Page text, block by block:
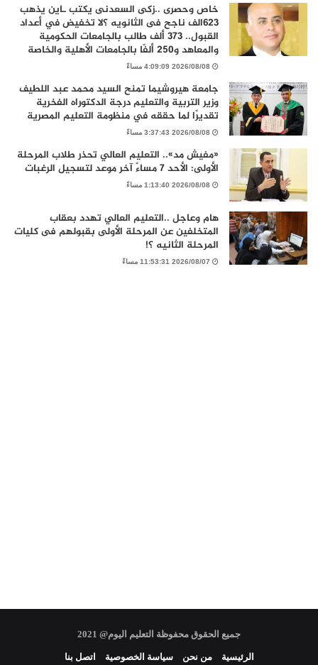
خاص وحصرى ..زكى السعدنى يكتب ـاين يذهب
٦٢٣الف ناجح فى الثانويه ؟لا تخفيض في أعداد
القبول.. 373 ألف طالب بالجامعات الحكومية
والمعاهد و250 ألفًا بالجامعات الأهلية والخاصة
2026/08/08 4:09:09 مساءً
جامعة هيروشيما تمنح السيد محمد عبد اللطيف
وزير التربية والتعليم درجة الدكتوراه الفخرية
تقديرًا لما حققه في منظومة التعليم المصرية
2026/08/08 3:37:43 مساءً
«مفيش مد».. التعليم العالي تحذر طلاب المرحلة
الأولى: الأحد 7 مساءً آخر موعد لتسجيل الرغبات
2026/08/08 1:13:40 مساءً
هام وعاجل ..التعليم العالي تهدد بعقاب
المتخلفين عن المرحلة الأولى بقبولهم فى كليات
المرحلة الثانيه ؟!
2026/08/07 11:53:31 مساءً
جميع الحقوق محفوظة التعليم اليوم@ 2021
الرئيسية من نحن سياسة الخصوصية اتصل بنا